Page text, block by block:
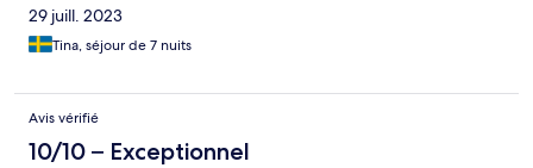
29 juill. 2023
Tina, séjour de 7 nuits
Avis vérifié
10/10 – Exceptionnel